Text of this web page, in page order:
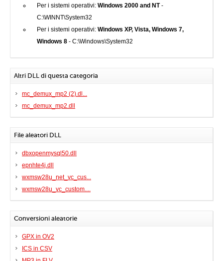
Per i sistemi operativi: Windows 2000 and NT-
C:\WINNT\System32
Per i sistemi operativi: Windows XP, Vista, Windows 7,
Windows 8 - C:\Windows\System32
Altri DLL di questa categoria
mc_demux_mp2 (2).dl...
mc_demux_mp2.dll
File aleatori DLL
dbxopenmysql50.dll
epnhte4j.dll
wxmsw28u_net_vc_cus...
wxmsw28u_vc_custom....
Conversioni aleatorie
GPX in OV2
ICS in CSV